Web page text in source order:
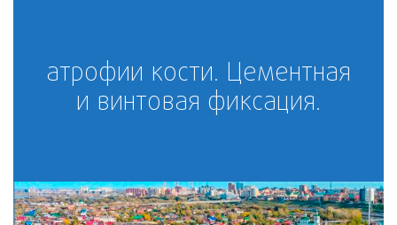
атрофии кости. Цементная
и винтовая фиксация.